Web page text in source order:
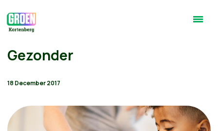
Gezonder
18 December 2017